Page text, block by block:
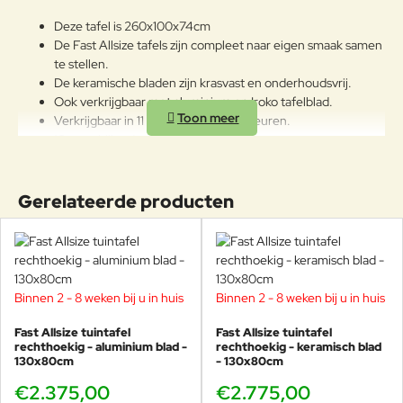
worden aangetast. We raden aan
om de producten wanneer ze
lange tijd niet gebruikt worden of
in de winter te reinigen en op een
beschermde plek op te bergen.
Deze tafel is 260x100x74cm
De Fast Allsize tafels zijn compleet naar eigen smaak samen
te stellen.
De keramische bladen zijn krasvast en onderhoudsvrij.
Ook verkrijgbaar met aluminium en Iroko tafelblad.
Verkrijgbaar in 11 afmetingen en 16 kleuren.
10 verschillende soorten tafelbladen.
Kom de Fast Allsize collectie bewonderen bij
Veurst, alle kleuren staan in de Veurst showroom!
Kom langs en maak uw eigen te
gekke kleurencombinatie. In onze winkel hebben we
alle materialen en kleuren liggen.
Alberto Lievore
Gerelateerde producten
Binnen 2 - 8 weken bij u in huis
Fast Allsize tuintafel
rechthoekig - aluminium blad -
130x80cm
€2.375,00
Binnen 2 - 8 weken bij u in huis
Fast Allsize tuintafel
rechthoekig - keramisch blad
- 130x80cm
€2.775,00